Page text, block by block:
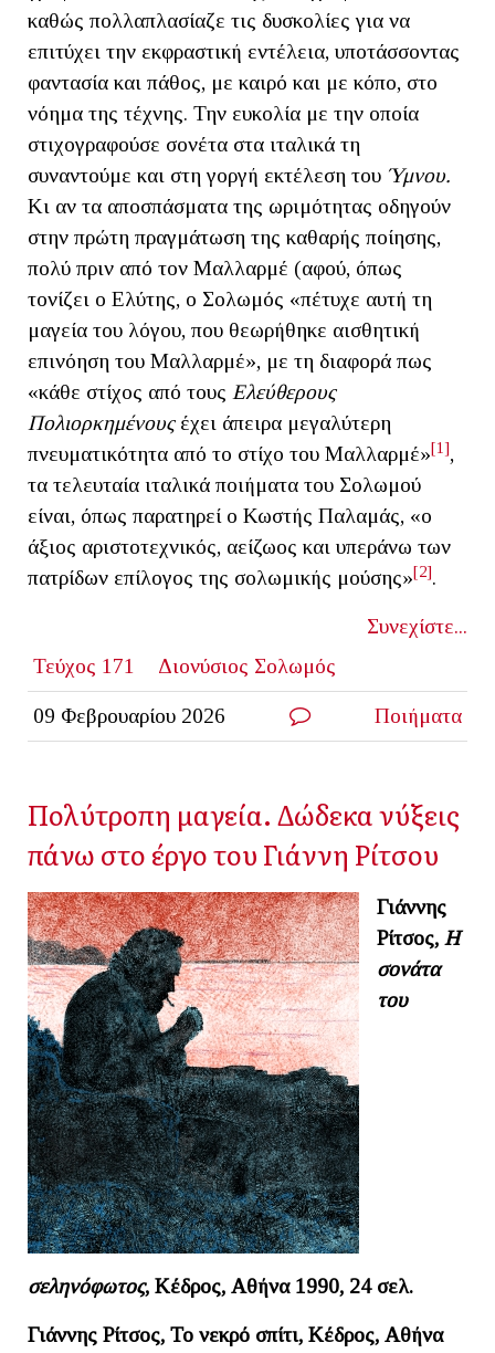
καθώς πολλαπλασίαζε τις δυσκολίες για να
επιτύχει την εκφραστική εντέλεια, υποτάσσοντας
φαντασία και πάθος, με καιρό και με κόπο, στο
νόημα της τέχνης. Την ευκολία με την οποία
στιχογραφούσε σονέτα στα ιταλικά τη
συναντούμε και στη γοργή εκτέλεση του Ύμνου.
Κι αν τα αποσπάσματα της ωριμότητας οδηγούν
στην πρώτη πραγμάτωση της καθαρής ποίησης,
πολύ πριν από τον Μαλλαρμέ (αφού, όπως
τονίζει ο Ελύτης, ο Σολωμός «πέτυχε αυτή τη
μαγεία του λόγου, που θεωρήθηκε αισθητική
επινόηση του Μαλλαρμέ», με τη διαφορά πως
«κάθε στίχος από τους Ελεύθερους
Πολιορκημένους έχει άπειρα μεγαλύτερη
πνευματικότητα από το στίχο του Μαλλαρμέ»[1],
τα τελευταία ιταλικά ποιήματα του Σολωμού
είναι, όπως παρατηρεί ο Κωστής Παλαμάς, «ο
άξιος αριστοτεχνικός, αείζωος και υπεράνω των
πατρίδων επίλογος της σολωμικής μούσης»[2].
Συνεχίστε...
Τεύχος 171
Διονύσιος Σολωμός
09 Φεβρουαρίου 2026 Ποιήματα
Πολύτροπη μαγεία. Δώδεκα νύξεις
πάνω στο έργο του Γιάννη Ρίτσου
Γιάννης
Ρίτσος, Η
σονάτα
του
σεληνόφωτος, Κέδρος, Αθήνα 1990, 24 σελ.
Γιάννης Ρίτσος, Το νεκρό σπίτι, Κέδρος, Αθήνα